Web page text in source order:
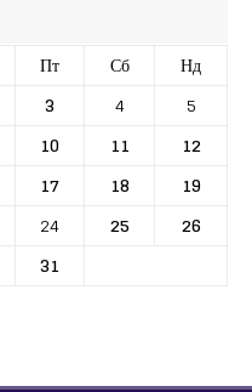
Пт Сб
Нд
3 4
5
10 11
12
17 18
19
24 25
26
31